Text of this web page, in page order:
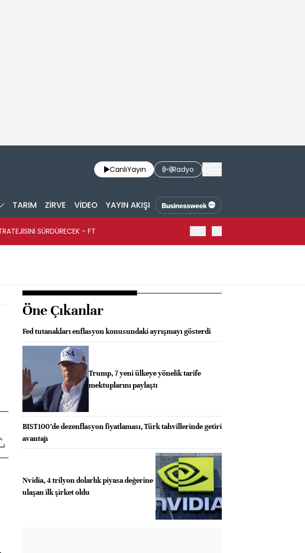
CanlıYayın Radyo
TARIM ZİRVE VİDEO YAYIN AKIŞI
SÜRDÜRECEK - FT
Öne Çıkanlar
Fed tutanakları enflasyon konusundaki ayrışmayı gösterdi
Trump, 7 yeni ülkeye yönelik tarife
mektuplarını paylaştı
BIST100’de dezenflasyon fiyatlaması, Türk tahvillerinde getiri
avantajı
Nvidia, 4 trilyon dolarlık piyasa değerine
ulaşan ilk şirket oldu